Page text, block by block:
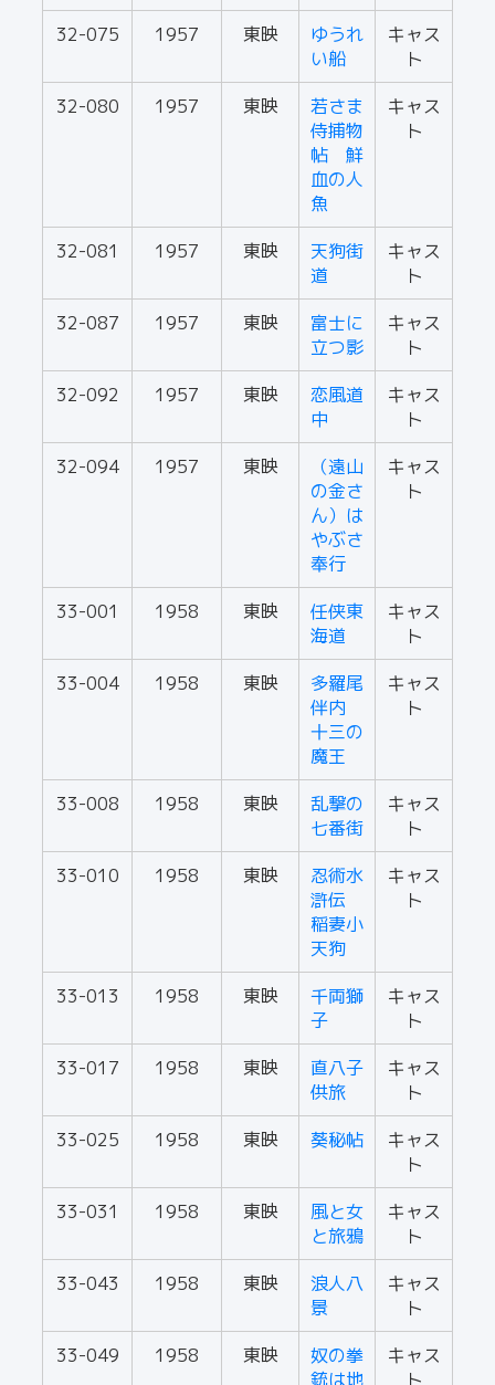
32-075
1957 東映
ゆうれ
い船
キャス
ト
32-080
1957 東映
若さま
侍捕物
帖 鮮
血の人
魚
キャス
ト
32-081 1957 東映
天狗街
道
キャス
ト
32-087
1957 東映
富士に
立つ影
キャス
ト
32-092
1957 東映
恋風道
中
キャス
ト
32-094
1957 東映
（遠山
の金さ
ん）は
やぶさ
奉行
キャス
ト
33-001 1958 東映
任侠東
海道
キャス
ト
33-004
1958 東映
多羅尾
伴内
十三の
魔王
キャス
ト
33-008 1958 東映
乱撃の
七番街
キャス
ト
33-010
1958 東映
忍術水
滸伝
稲妻小
天狗
キャス
ト
33-013 1958 東映
千両獅
子
キャス
ト
33-017
1958 東映
直八子
供旅
キャス
ト
33-025
1958 東映 葵秘帖
キャス
ト
33-031
1958 東映
風と女
と旅鴉
キャス
ト
33-043
1958 東映
浪人八
景
キャス
ト
33-049
1958 東映
奴の拳
銃は地
キャス
ト